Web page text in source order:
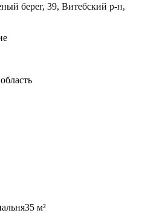
берег, 39, Витебский р-н,
35 м²